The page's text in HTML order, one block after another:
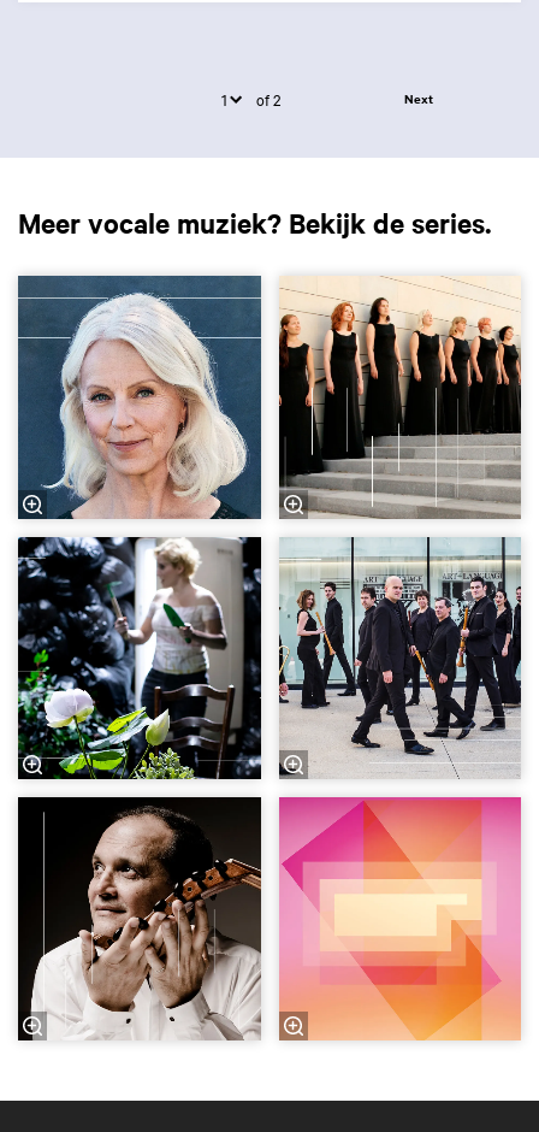
of 2 Next
Meer vocale muziek? Bekijk de series.